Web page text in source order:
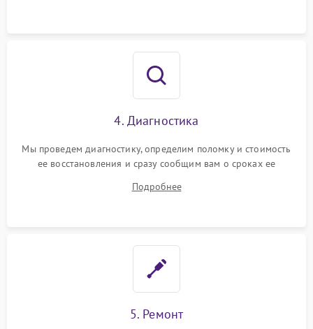
4. Диагностика
Мы проведем диагностику, определим поломку и стоимость
ее восстановления и сразу сообщим вам о сроках ее
Подробнее
5. Ремонт